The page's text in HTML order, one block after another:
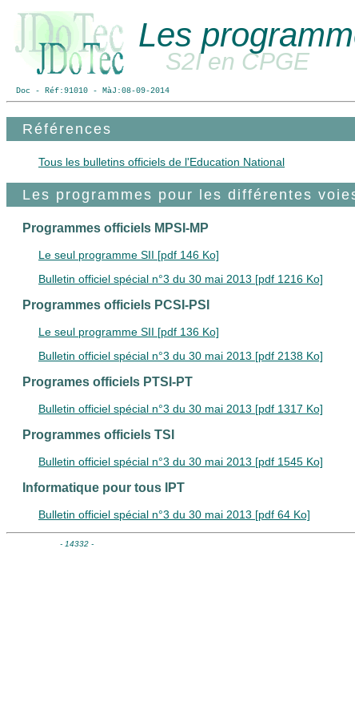
Les
S2I en CPGE
Doc - Réf:91010 - MàJ:08-09-2014
Références
Tous les bulletins officiels de l'Education National
Les programmes pour les différentes
Programmes officiels MPSI-MP
Le seul programme SII [pdf 146 Ko]
Bulletin officiel spécial n°3 du 30 mai 2013 [pdf 1216 Ko]
Programmes officiels PCSI-PSI
Le seul programme SII [pdf 136 Ko]
Bulletin officiel spécial n°3 du 30 mai 2013 [pdf 2138 Ko]
Programes officiels PTSI-PT
Bulletin officiel spécial n°3 du 30 mai 2013 [pdf 1317 Ko]
Programmes officiels TSI
Bulletin officiel spécial n°3 du 30 mai 2013 [pdf 1545 Ko]
Informatique pour tous IPT
Bulletin officiel spécial n°3 du 30 mai 2013 [pdf 64 Ko]
- 14332 -